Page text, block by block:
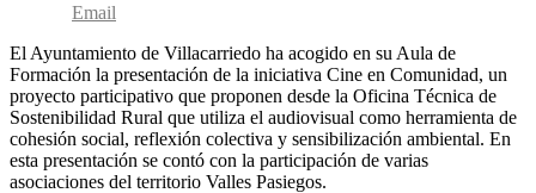
Email
El Ayuntamiento de Villacarriedo ha acogido en su Aula de
Formación la presentación de la iniciativa Cine en Comunidad, un
proyecto participativo que proponen desde la Oficina Técnica de
Sostenibilidad Rural que utiliza el audiovisual como herramienta de
cohesión social, reflexión colectiva y sensibilización ambiental. En
esta presentación se contó con la participación de varias
asociaciones del territorio Valles Pasiegos.